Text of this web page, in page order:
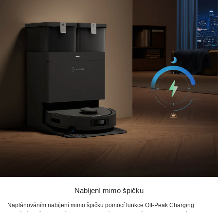
Nabíjení mimo špičku
Naplánováním nabíjení mimo špičku pomocí funkce Off-Peak Charging